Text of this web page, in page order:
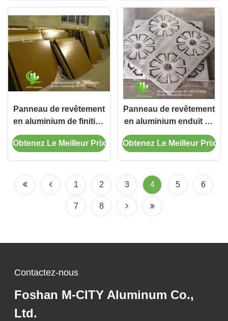
Panneau de revêtement
en aluminium de finition
PVDF de 2 mm avec
motifs personnalisables
Obtenez Le Meilleur Prix
Panneau de revêtement
en aluminium enduit de
poudre de 3 mm avec
des motifs
de rideau
Obtenez Le Meilleur Prix
1 2 3 4 5 6
7 8
Contactez-nous
Foshan M-CITY Aluminum Co.,
Ltd.